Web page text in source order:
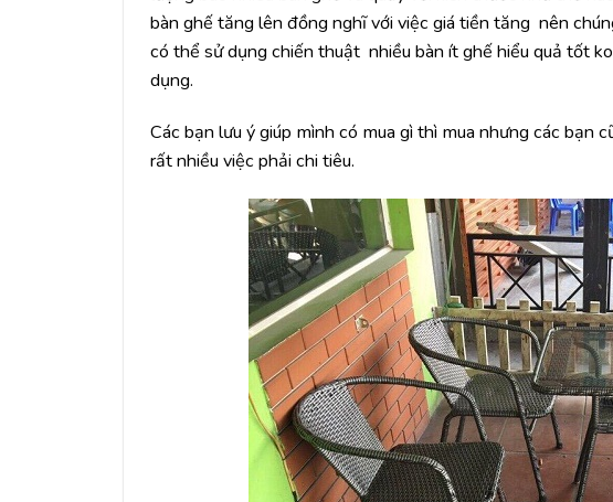
bàn ghế tăng lên đồng nghĩ với việc giá tiền tăng nên
có thể sử dụng chiến thuật nhiều bàn ít ghế hiểu quả tốt
dụng.
Các bạn lưu ý giúp mình có mua gì thì mua nhưng các bạn
rất nhiều việc phải chi tiêu.